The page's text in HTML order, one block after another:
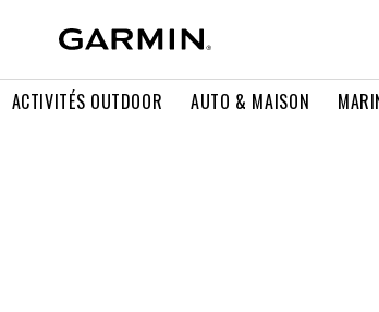
ACTIVITÉS OUTDOOR AUTO & MAISON